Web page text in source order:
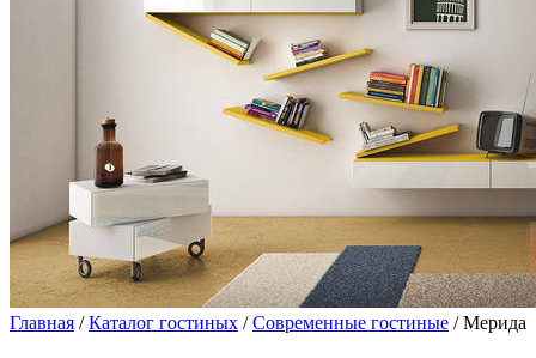
Главная /Каталог гостиных /Современные гостиные / Мерида